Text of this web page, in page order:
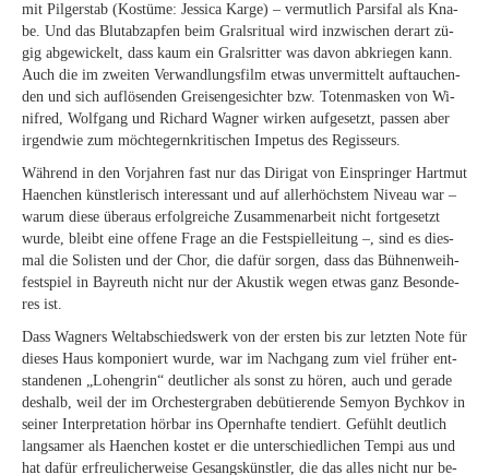
mit Pil­ger­stab (Kos­tü­me: Jes­si­ca Kar­ge) – ver­mut­lich Par­si­fal als Kna­
be. Und das Blut­ab­zap­fen beim Grals­ri­tu­al wird in­zwi­schen der­art zü­
gig ab­ge­wi­ckelt, dass kaum ein Grals­rit­ter was da­von ab­krie­gen kann.
Auch die im zwei­ten Ver­wand­lungs­film et­was un­ver­mit­telt auf­tau­chen­
den und sich auf­lö­sen­den Grei­sen­ge­sich­ter bzw. To­ten­mas­ken von Wi­
nif­red, Wolf­gang und Ri­chard Wag­ner wir­ken auf­ge­setzt, pas­sen aber
ir­gend­wie zum möch­te­gern­kri­ti­schen Im­pe­tus des Regisseurs.
Wäh­rend in den Vor­jah­ren fast nur das Di­ri­gat von Ein­sprin­ger Hart­mut
Haen­chen künst­le­risch in­ter­es­sant und auf al­ler­höchs­tem Ni­veau war –
war­um die­se über­aus er­folg­rei­che Zu­sam­men­ar­beit nicht fort­ge­setzt
wur­de, bleibt eine of­fe­ne Fra­ge an die Fest­spiel­lei­tung –, sind es dies­
mal die So­lis­ten und der Chor, die da­für sor­gen, dass das Büh­nen­weih­
fest­spiel in Bay­reuth nicht nur der Akus­tik we­gen et­was ganz Be­son­de­
res ist.
Dass Wag­ners Welt­ab­schieds­werk von der ers­ten bis zur letz­ten Note für
die­ses Haus kom­po­niert wur­de, war im Nach­gang zum viel frü­her ent­
stan­de­nen „Lo­hen­grin“ deut­li­cher als sonst zu hö­ren, auch und ge­ra­de
des­halb, weil der im Or­ches­ter­gra­ben de­bü­tie­ren­de Se­my­on Bych­kov in
sei­ner In­ter­pre­ta­ti­on hör­bar ins Opern­haf­te ten­diert. Ge­fühlt deut­lich
lang­sa­mer als Haen­chen kos­tet er die un­ter­schied­li­chen Tem­pi aus und
hat da­für er­freu­li­cher­wei­se Ge­sangs­künst­ler, die das al­les nicht nur be­